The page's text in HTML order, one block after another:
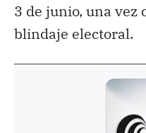
3 de junio, una vez
blindaje electoral.